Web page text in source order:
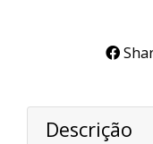
Descrição